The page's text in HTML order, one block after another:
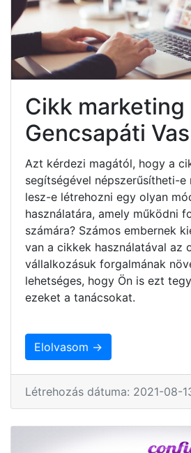
Cikk marketing
Gencsapáti
Azt kérdezi magától, hogy a
segítségével népszerűsítheti-e
lesz-e létrehozni egy olyan
használatára, amely működni
számára? Számos embernek
van a cikkek használatával az
vállalkozásuk forgalmának
lehetséges, hogy Ön is ezt
ezeket a tanácsokat.
Elolvasom →
Létrehozás dátuma: 2021-08-